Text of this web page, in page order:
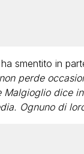
smentito in
perde
dice
Ognuno di